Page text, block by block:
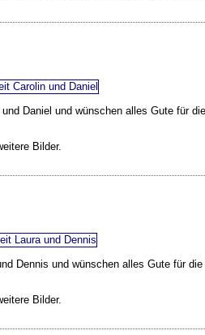
Daniel und wünschen alles Gute für die
Bilder.
Dennis und wünschen alles Gute für die
Bilder.